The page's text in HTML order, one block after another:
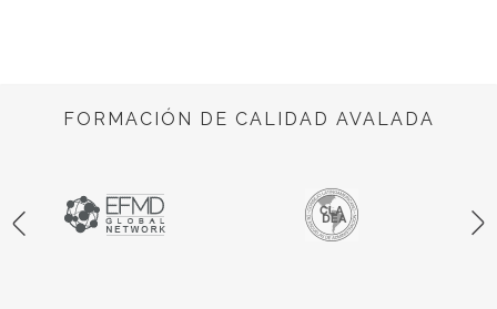
FORMACIÓN DE CALIDAD AVALADA